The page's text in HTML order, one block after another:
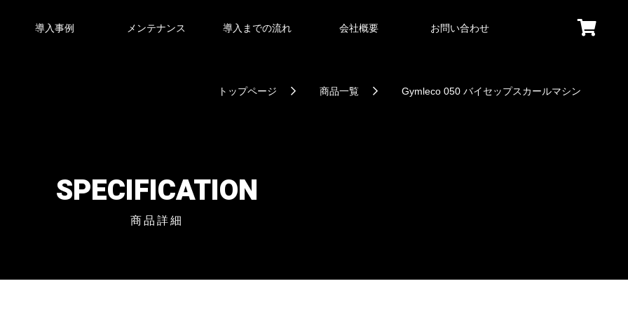
導入事例 メンテナンス 導入までの流れ 会社概要 お問い合わせ
トップページ 商品一覧 Gymleco 050 バイセップスカールマシン
SPECIFICATION
商品詳細